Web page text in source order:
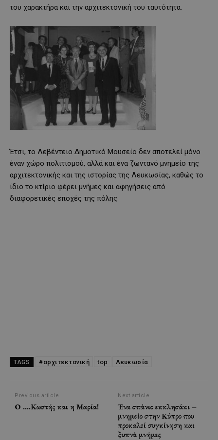
του χαρακτήρα και την αρχιτεκτονική του ταυτότητα.
Έτσι, το Λεβέντειο Δημοτικό Μουσείο δεν αποτελεί μόνο
έναν χώρο πολιτισμού, αλλά και ένα ζωντανό μνημείο της
αρχιτεκτονικής και της ιστορίας της Λευκωσίας, καθώς το
ίδιο το κτίριο φέρει μνήμες και αφηγήσεις από
διαφορετικές εποχές της πόλης
TAGS #αρχιτεκτονική top Λευκωσία
Previous article
Ο ….Κωστής και η Μαρία!
Next article
Ένα σπάνιο εκκλησάκι –
μνημείο στην Κύπρο που
προκαλεί συγκίνηση και
ξυπνά μνήμες